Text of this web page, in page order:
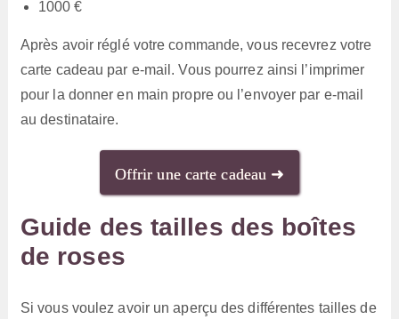
1000 €
Après avoir réglé votre commande, vous recevrez votre
carte cadeau par e-mail. Vous pourrez ainsi l’imprimer
pour la donner en main propre ou l’envoyer par e-mail
au destinataire.
Offrir une carte cadeau ➜
Guide des tailles des boîtes
de roses
Si vous voulez avoir un aperçu des différentes tailles de